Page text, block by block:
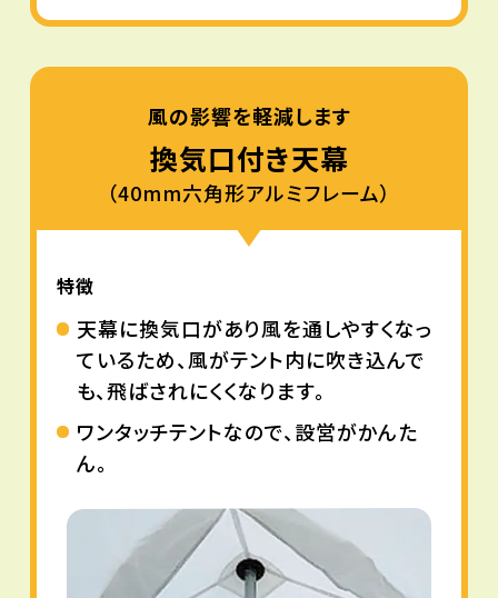
風の影響を軽減します
換気口付き天幕
（40mm六角形アルミフレーム）
特徴
天幕に換気口があり風を通しやすくなっ
ているため、風がテント内に吹き込んで
も、飛ばされにくくなります。
ワンタッチテントなので、設営がかんた
ん。